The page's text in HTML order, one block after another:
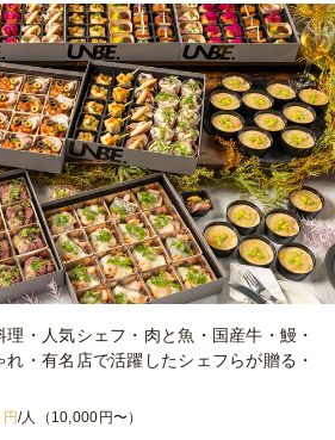
ずれも非常に満足しております。今後も機
ていただきたいと思います。
理・人気シェフ・肉と魚・国産牛・鰻・
・有名店で活躍したシェフらが贈る・
円/人（10,000円〜）